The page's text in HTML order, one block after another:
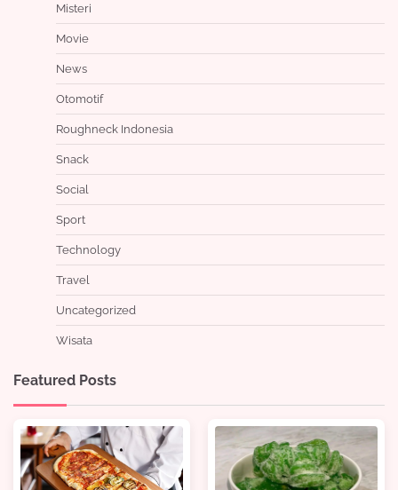
Misteri
Movie
News
Otomotif
Roughneck Indonesia
Snack
Social
Sport
Technology
Travel
Uncategorized
Wisata
Featured Posts